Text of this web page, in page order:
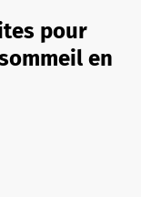
pour
en